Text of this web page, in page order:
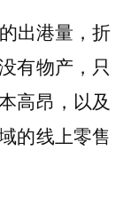
出港量，折
有物产，只
高昂，以及
的线上零售